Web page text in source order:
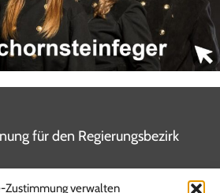
Zustimmung verwalten
für den Regierungsbezirk